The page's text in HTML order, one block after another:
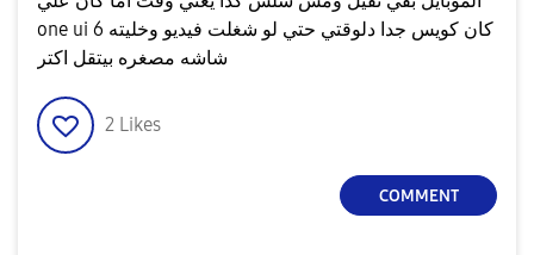
one ui 6 كان كويس جدا دلوقتي حتي لو شغلت فيديو وخليته
شاشه مصغره بيتقل اكتر
2 Likes
COMMENT